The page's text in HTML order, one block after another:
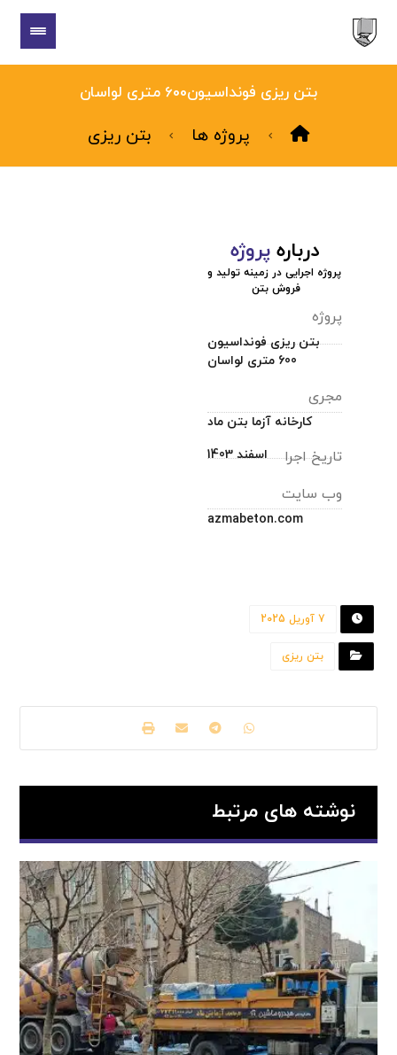
بتن ریزی فونداسیون600 متری لواسان
پروژه ها بتن ریزی
درباره پروژه
پروژه اجرایی در زمینه تولید و
فروش بتن
پروژه
بتن ریزی فونداسیون
600 متری لواسان
مجری
کارخانه آزما بتن ماد
تاریخ اجرا اسفند 1403
وب سایت
azmabeton.com
7 آوریل 2025
بتن ریزی
نوشته های مرتبط